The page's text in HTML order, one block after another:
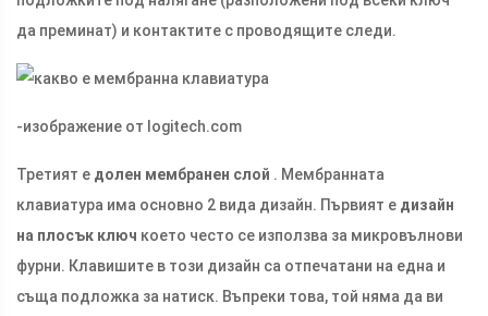
да преминат) и контактите с проводящите следи.
-изображение от logitech.com
Третият е долен мембранен слой . Мембранната
клавиатура има основно 2 вида дизайн. Първият е дизайн
на плосък ключ което често се използва за микровълнови
фурни. Клавишите в този дизайн са отпечатани на една и
съща подложка за натиск. Въпреки това, той няма да ви